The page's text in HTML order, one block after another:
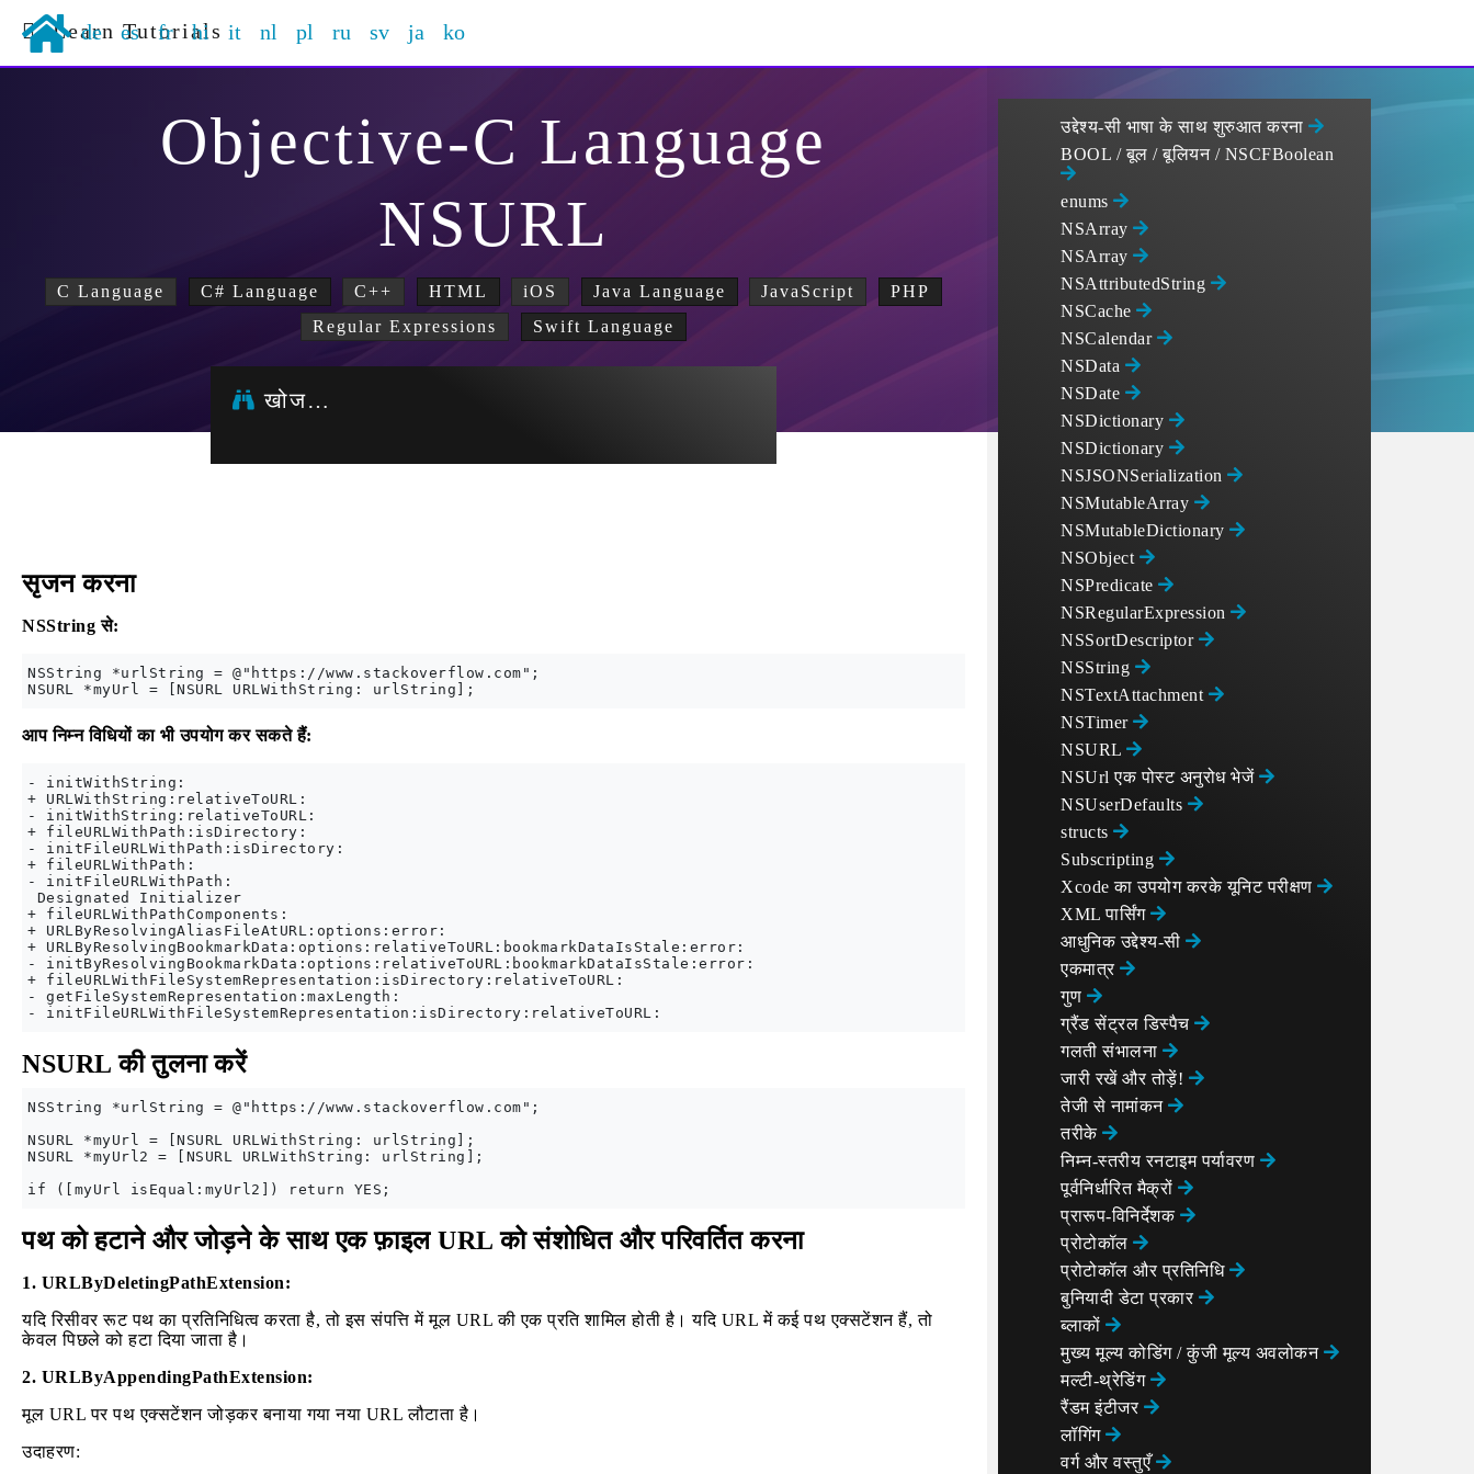
Learn Tutorials
de es fr hi it nl pl ru sv ja ko
Objective-C Language
NSURL
C Language C# Language C++ HTML iOS Java Language JavaScript
PHP
Regular Expressions
Swift Language
खोज…
सृजन करना
NSString से:
NSString *urlString = @"https://www.stackoverflow.com";
आप निम्न विधियों का भी उपयोग कर सकते हैं:
- initWithString:
+ URLWithString:relativeToURL:
- initWithString:relativeToURL:
+ fileURLWithPath:isDirectory:
- initFileURLWithPath:isDirectory:
+ fileURLWithPath:
- initFileURLWithPath:
Designated Initializer
+ fileURLWithPathComponents:
+ URLByResolvingAliasFileAtURL:options:error:
+ URLByResolvingBookmarkData:options:relativeToURL:bookmarkDataIsStale:error:
- initByResolvingBookmarkData:options:relativeToURL:bookmarkDataIsStale:error:
+ fileURLWithFileSystemRepresentation:isDirectory:relativeToURL:
- getFileSystemRepresentation:maxLength:
NSURL की तुलना करें
NSString *urlString = @"https://www.stackoverflow.com";
NSURL *myUrl = [NSURL URLWithString: urlString];
NSURL *myUrl2 = [NSURL URLWithString: urlString];
पथ को हटाने और जोड़ने के साथ एक फ़ाइल URL को संशोधित और परिवर्तित करना
1. URLByDeletingPathExtension:
यदि रिसीवर रूट पथ का प्रतिनिधित्व करता है, तो इस संपत्ति में मूल URL की एक प्रति शामिल होती है। यदि URL में कई पथ एक्सटेंशन हैं, तो
केवल पिछले को हटा दिया जाता है।
2. URLByAppendingPathExtension:
मूल URL पर पथ एक्सटेंशन जोड़कर बनाया गया नया URL लौटाता है।
उदाहरण:
उद्देश्य-सी भाषा के साथ शुरुआत करना
BOOL / बूल / बूलियन / NSCFBoolean
enums
NSArray
NSArray
NSAttributedString
NSCache
NSCalendar
NSData
NSDate
NSDictionary
NSDictionary
NSJSONSerialization
NSMutableArray
NSMutableDictionary
NSObject
NSPredicate
NSRegularExpression
NSSortDescriptor
NSString
NSTextAttachment
NSTimer
NSURL
NSUrl एक पोस्ट अनुरोध भेजें
NSUserDefaults
structs
Subscripting
Xcode का उपयोग करके यूनिट परीक्षण
XML पार्सिंग
आधुनिक उद्देश्य-सी
एकमात्र
गुण
ग्रैंड सेंट्रल डिस्पैच
गलती संभालना
जारी रखें और तोड़ें!
तेजी से नामांकन
तरीके
निम्न-स्तरीय रनटाइम पर्यावरण
पूर्वनिर्धारित मैक्रों
प्रारूप-विनिर्देशक
प्रोटोकॉल
प्रोटोकॉल और प्रतिनिधि
बुनियादी डेटा प्रकार
ब्लाकों
मुख्य मूल्य कोडिंग / कुंजी मूल्य अवलोकन
मल्टी-थ्रेडिंग
रैंडम इंटीजर
लॉगिंग
वर्ग और वस्तुएँ